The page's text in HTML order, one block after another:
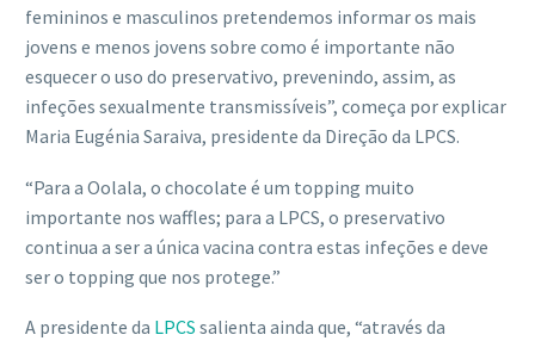
femininos e masculinos pretendemos informar os mais
jovens e menos jovens sobre como é importante não
esquecer o uso do preservativo, prevenindo, assim, as
infeções sexualmente transmissíveis”, começa por explicar
Maria Eugénia Saraiva, presidente da Direção da LPCS.
“Para a Oolala, o chocolate é um topping muito
importante nos waffles; para a LPCS, o preservativo
continua a ser a única vacina contra estas infeções e deve
ser o topping que nos protege.”
A presidente da LPCS salienta ainda que, “através da